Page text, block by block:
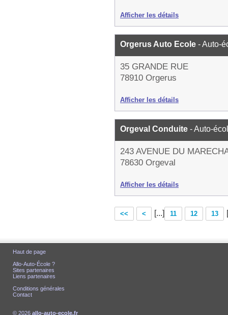
Afficher les détails
Orgerus Auto Ecole - Auto-
35 GRANDE RUE
78910 Orgerus
Afficher les détails
Orgeval Conduite - Auto-
243 AVENUE DU
78630 Orgeval
Afficher les détails
<< < [...] 11 12 13
Haut de page
Allo-Auto-École ?
Sites partenaires
Liens partenaires
Conditions générales
Contact
© 2026 allo-auto-ecole.fr